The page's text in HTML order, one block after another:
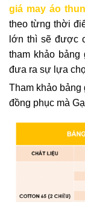
giá may áo
theo từng thời
lớn thì sẽ được
tham khảo
đưa ra sự lựa
Tham khảo
đồng phục mà